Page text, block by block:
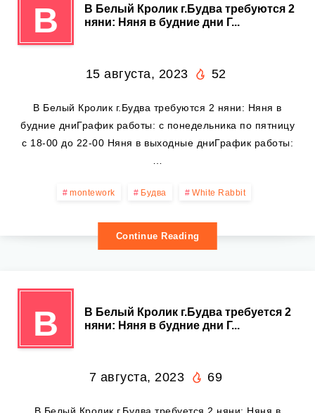
В
В Белый Кролик г.Будва требуются 2
няни: Няня в будние дни Г...
15 августа, 2023 52
В Белый Кролик г.Будва требуются 2 няни: Няня в
будние дниГрафик работы: с понедельника по пятницу
с 18-00 до 22-00 Няня в выходные дниГрафик работы:
montework Будва White Rabbit
Continue Reading
В
В Белый Кролик г.Будва требуется 2
няни: Няня в будние дни Г...
7 августа, 2023 69